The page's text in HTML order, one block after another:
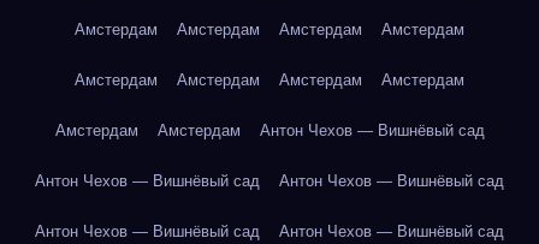
Амстердам Амстердам Амстердам Амстердам
Амстердам Амстердам Амстердам Амстердам
Амстердам Амстердам Антон Чехов — Вишнёвый сад
Антон Чехов — Вишнёвый сад Антон Чехов — Вишнёвый сад
Антон Чехов — Вишнёвый сад Антон Чехов — Вишнёвый сад